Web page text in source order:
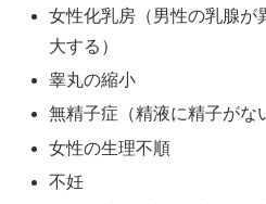
女性化乳房（男性の乳腺が
大する）
睾丸の縮小
無精子症（精液に精子がな
女性の生理不順
不妊